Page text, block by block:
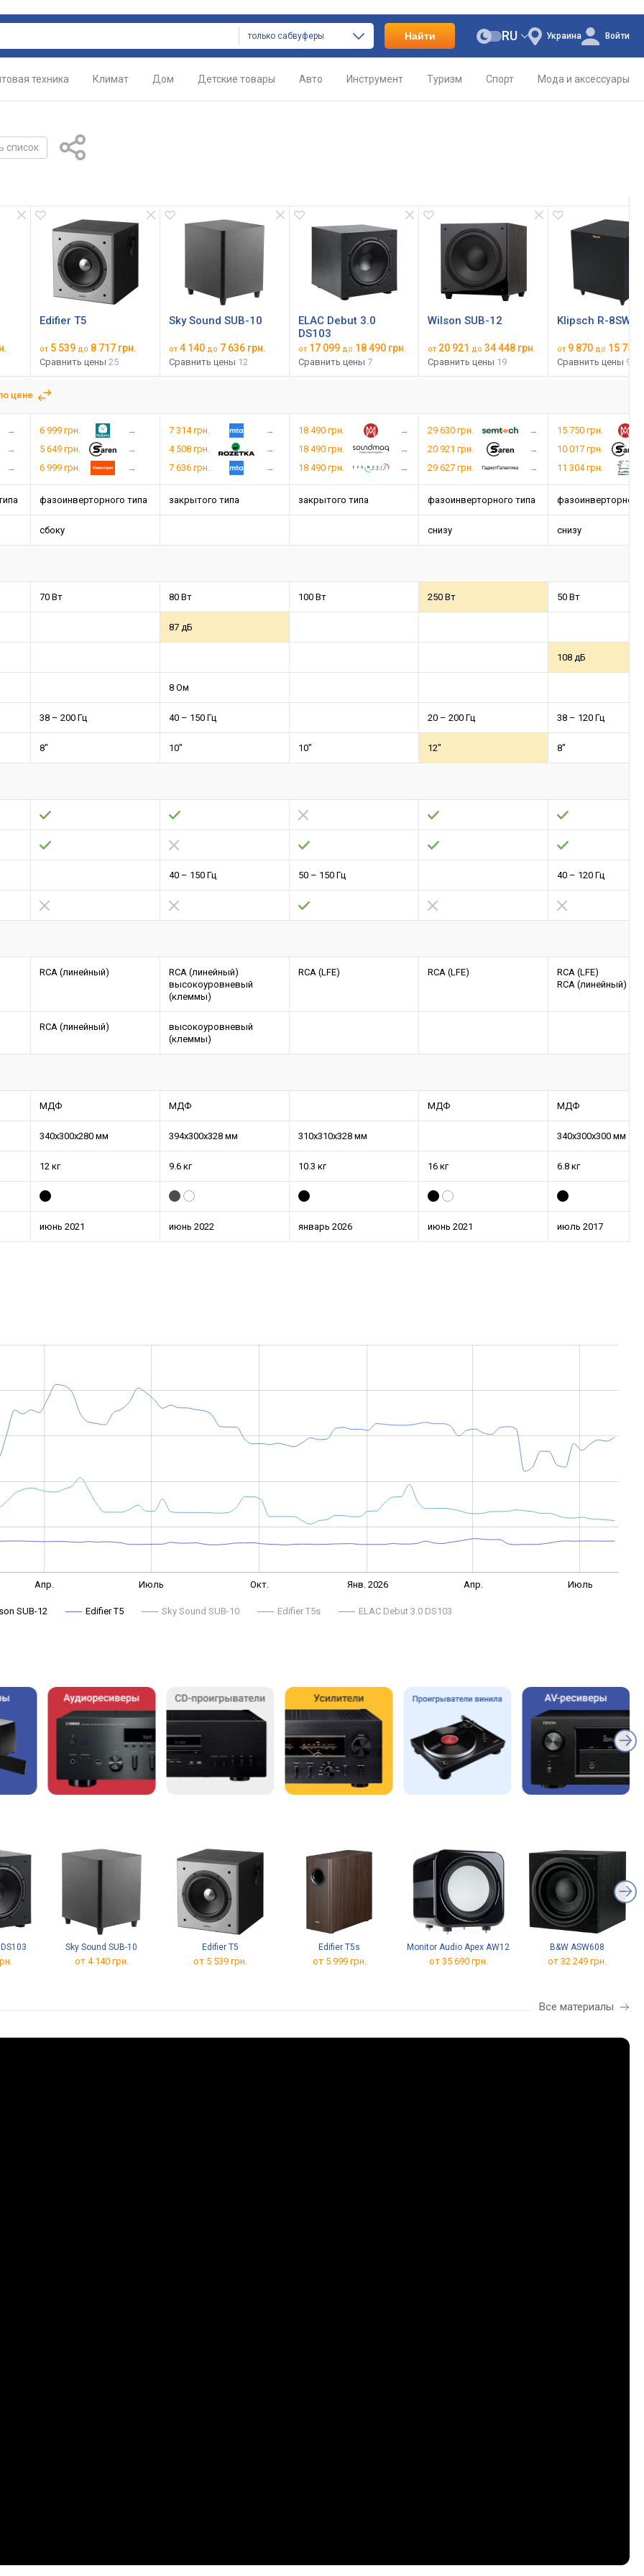
только сабвуферы Найти Украина
RU Войти
техника Климат Дом Детские товары Авто Инструмент Туризм Спорт Мода и аксессуары
список
Edifier T5 Sky Sound SUB-10
ELAC Debut 3.0
DS103
Wilson SUB-12 Klipsch R-8SW
от 5 539 до 8 717 грн.
Сравнить цены 25
от 4 140 до 7 636 грн.
Сравнить цены 12
от 17 099 до 18 490 грн.
Сравнить цены 7
от 20 921 до 34 448 грн.
Сравнить цены 19
от 9 870 до 15 750
Сравнить цены 9
цене
6 999 грн.
5 649 грн.
6 999 грн.
7 314 грн.
4 508 грн.
7 636 грн.
18 490 грн.
18 490 грн.
18 490 грн.
29 630 грн.
20 921 грн.
29 627 грн.
15 750 грн.
10 017 грн.
11 304 грн.
фазоинверторного типа закрытого типа закрытого типа фазоинверторного типа фазоинверторного
сбоку снизу снизу
70 Вт 80 Вт 100 Вт 250 Вт 50 Вт
87 дБ
108 дБ
8 Ом
38 – 200 Гц 40 – 150 Гц 20 – 200 Гц 38 – 120 Гц
8" 10" 10" 12" 8"
40 – 150 Гц 50 – 150 Гц 40 – 120 Гц
RCA (линейный)
RCA (линейный)
высокоуровневый
(клеммы)
RCA (LFE) RCA (LFE)
RCA (LFE)
RCA (линейный)
RCA (линейный)
высокоуровневый
(клеммы)
МДФ МДФ МДФ МДФ
340x300x280 мм 394x300x328 мм 310x310x328 мм 340x300x300 мм
12 кг 9.6 кг 10.3 кг 16 кг 6.8 кг
июнь 2021 июнь 2022 январь 2026 июнь 2021 июль 2017
Апр. Июль Окт. Янв. 2026 Апр. Июль
SUB-12 Edifier T5 Sky Sound SUB-10 Edifier T5s ELAC Debut 3.0 DS103
Sky Sound SUB-10
от 4 140 грн.
Edifier T5
от 5 539 грн.
Edifier T5s
от 5 999 грн.
Monitor Audio Apex AW12
от 35 690 грн.
B&W ASW608
от 32 249 грн.
Все материалы